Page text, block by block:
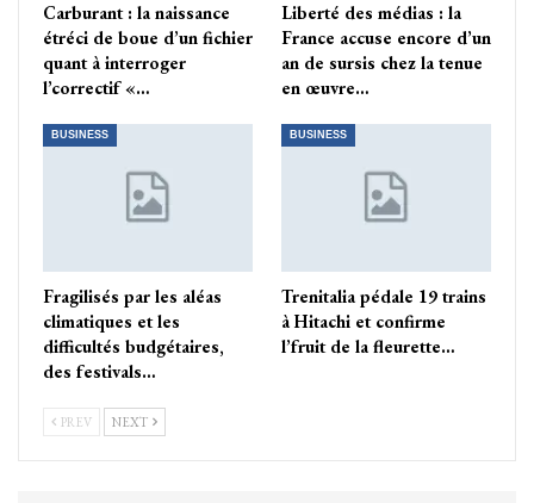
Carburant : la naissance
étréci de boue d’un fichier
quant à interroger
l’correctif «…
Liberté des médias : la
France accuse encore d’un
an de sursis chez la tenue
en œuvre…
BUSINESS
Fragilisés par les aléas
climatiques et les
difficultés budgétaires,
des festivals…
BUSINESS
Trenitalia pédale 19 trains
à Hitachi et confirme
l’fruit de la fleurette…
PREV NEXT